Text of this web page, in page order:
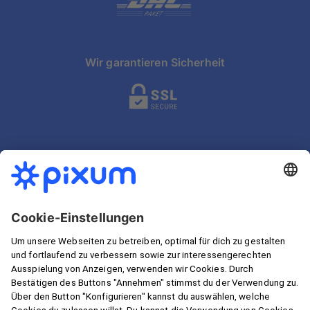
Wir garantieren Sicherheit
Unterwegs gestalten mit der Pixum App
Bestellland wählen: